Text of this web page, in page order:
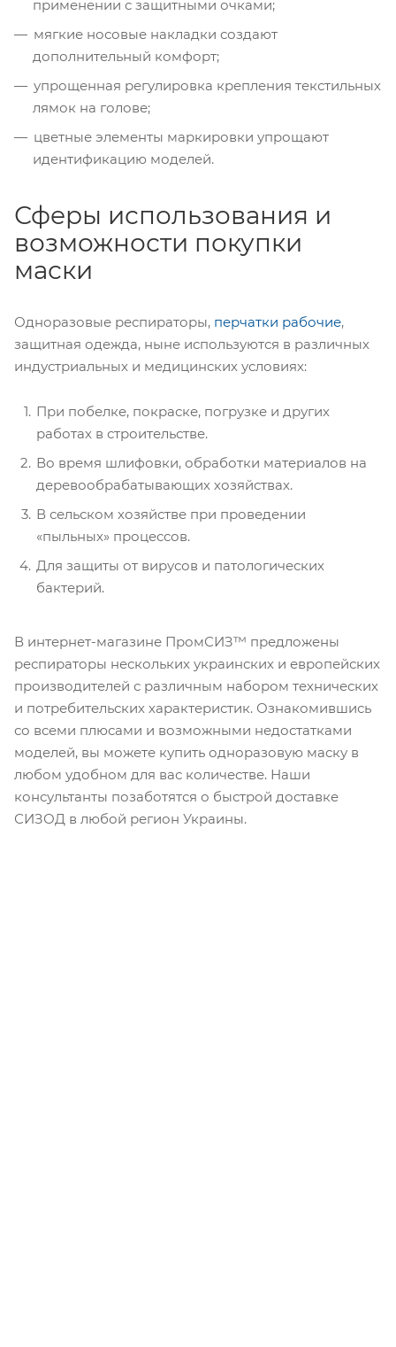
применении с защитными очками;
мягкие носовые накладки создают
дополнительный комфорт;
упрощенная регулировка крепления текстильных
лямок на голове;
цветные элементы маркировки упрощают
идентификацию моделей.
Сферы использования и
возможности покупки
маски
Одноразовые респираторы, перчатки рабочие,
защитная одежда, ныне используются в различных
индустриальных и медицинских условиях:
При побелке, покраске, погрузке и других
работах в строительстве.
Во время шлифовки, обработки материалов на
деревообрабатывающих хозяйствах.
В сельском хозяйстве при проведении
«пыльных» процессов.
Для защиты от вирусов и патологических
бактерий.
В интернет-магазине ПромСИЗ™ предложены
респираторы нескольких украинских и европейских
производителей с различным набором технических
и потребительских характеристик. Ознакомившись
со всеми плюсами и возможными недостатками
моделей, вы можете купить одноразовую маску в
любом удобном для вас количестве. Наши
консультанты позаботятся о быстрой доставке
СИЗОД в любой регион Украины.